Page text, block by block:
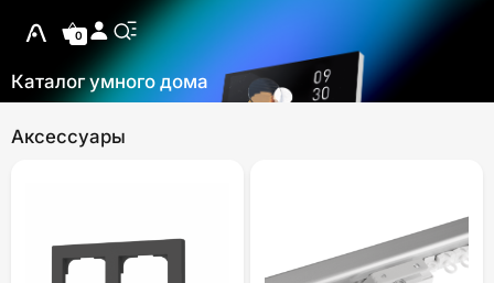
0
Каталог умного дома
Аксессуары